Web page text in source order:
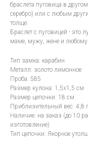
браслета пуговица в
серебро) или с любым
толще.
Браслет с пуговицей - это
маме, мужу, жене и любому
Тип замка: карабин
Металл: золото лимонное
Проба: 585
Размер кулона: 1,5x1,5 см
Размер цепочки: 18 см
Приблизительный вес: 4,8
Наличие: на заказ (до 10
изготовление)
Тип цепочки: Якорное